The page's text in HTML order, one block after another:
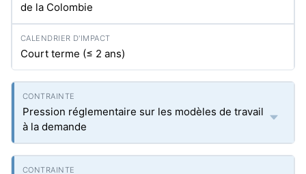
de la Colombie
Court terme (≤ 2 ans)
Pression réglementaire sur les modèles de travail
à la demande